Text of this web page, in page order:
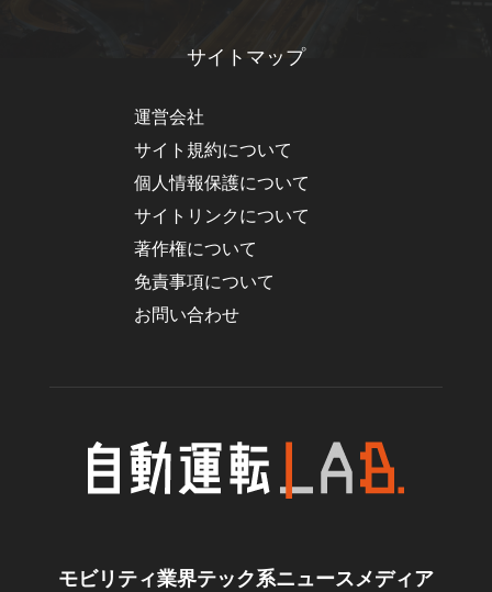
サイトマップ
運営会社
サイト規約について
個人情報保護について
サイトリンクについて
著作権について
免責事項について
お問い合わせ
モビリティ業界テック系ニュースメディア